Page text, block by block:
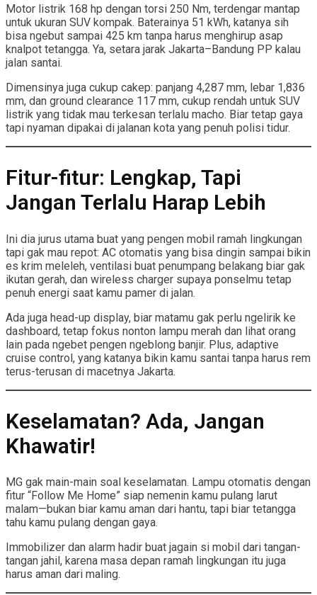
Motor listrik 168 hp dengan torsi 250 Nm, terdengar mantap
untuk ukuran SUV kompak. Baterainya 51 kWh, katanya sih
bisa ngebut sampai 425 km tanpa harus menghirup asap
knalpot tetangga. Ya, setara jarak Jakarta–Bandung PP kalau
jalan santai.
Dimensinya juga cukup cakep: panjang 4,287 mm, lebar 1,836
mm, dan ground clearance 117 mm, cukup rendah untuk SUV
listrik yang tidak mau terkesan terlalu macho. Biar tetap gaya
tapi nyaman dipakai di jalanan kota yang penuh polisi tidur.
Fitur-fitur: Lengkap, Tapi
Jangan Terlalu Harap Lebih
Ini dia jurus utama buat yang pengen mobil ramah lingkungan
tapi gak mau repot: AC otomatis yang bisa dingin sampai bikin
es krim meleleh, ventilasi buat penumpang belakang biar gak
ikutan gerah, dan wireless charger supaya ponselmu tetap
penuh energi saat kamu pamer di jalan.
Ada juga head-up display, biar matamu gak perlu ngelirik ke
dashboard, tetap fokus nonton lampu merah dan lihat orang
lain pada ngebet pengen ngeblong banjir. Plus, adaptive
cruise control, yang katanya bikin kamu santai tanpa harus rem
terus-terusan di macetnya Jakarta.
Keselamatan? Ada, Jangan
Khawatir!
MG gak main-main soal keselamatan. Lampu otomatis dengan
fitur “Follow Me Home” siap nemenin kamu pulang larut
malam—bukan biar kamu aman dari hantu, tapi biar tetangga
tahu kamu pulang dengan gaya.
Immobilizer dan alarm hadir buat jagain si mobil dari tangan-
tangan jahil, karena masa depan ramah lingkungan itu juga
harus aman dari maling.